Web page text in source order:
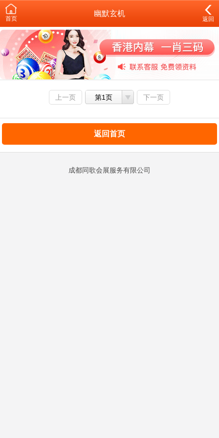
首页
幽默玄机
返回
上一页 第1页 下一页
返回首页
成都同歌会展服务有限公司